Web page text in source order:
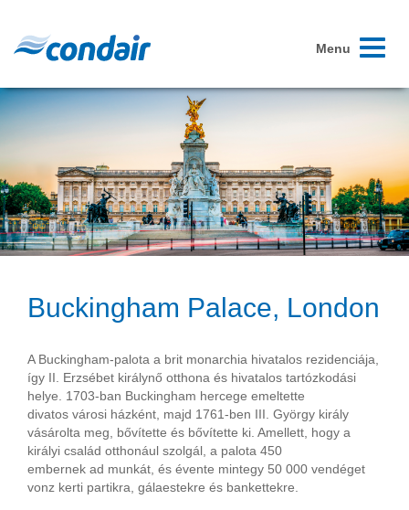
Toggle
Menu
Buckingham Palace, London
A Buckingham-palota a brit monarchia hivatalos rezidenciája,
így II. Erzsébet királynő otthona és hivatalos tartózkodási
helye. 1703-ban Buckingham hercege emeltette
divatos városi házként, majd 1761-ben III. György király
vásárolta meg, bővítette és bővítette ki. Amellett, hogy a
királyi család otthonául szolgál, a palota 450
embernek ad munkát, és évente mintegy 50 000 vendéget
vonz kerti partikra, gálaestekre és bankettekre.